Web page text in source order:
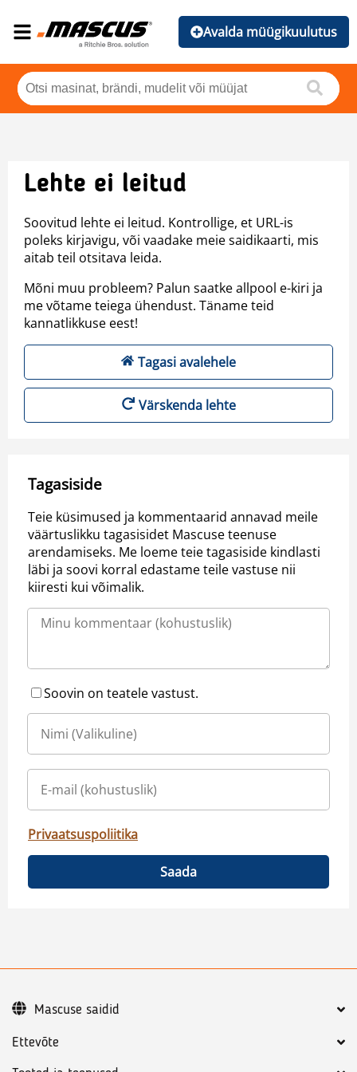
Avalda müügikuulutus
Lehte ei leitud
Soovitud lehte ei leitud. Kontrollige, et URL-is
poleks kirjavigu, või vaadake meie saidikaarti, mis
aitab teil otsitava leida.
Mõni muu probleem? Palun saatke allpool e-kiri ja
me võtame teiega ühendust. Täname teid
kannatlikkuse eest!
Tagasi avalehele
Värskenda lehte
Tagasiside
Teie küsimused ja kommentaarid annavad meile
väärtuslikku tagasisidet Mascuse teenuse
arendamiseks. Me loeme teie tagasiside kindlasti
läbi ja soovi korral edastame teile vastuse nii
kiiresti kui võimalik.
Soovin on teatele vastust.
Privaatsuspoliitika
Saada
Ettevõte
Mascuse saidid